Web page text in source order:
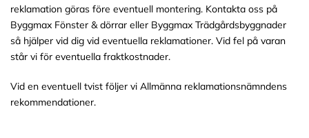
reklamation göras före eventuell montering. Kontakta oss på
Byggmax Fönster & dörrar eller Byggmax Trädgårdsbyggnader
så hjälper vid dig vid eventuella reklamationer. Vid fel på varan
står vi för eventuella fraktkostnader.
Vid en eventuell tvist följer vi Allmänna reklamationsnämndens
rekommendationer.